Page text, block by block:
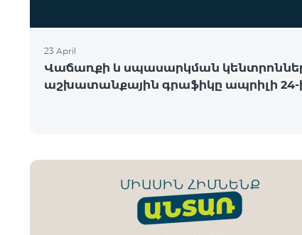
23 April
Վաճառքի և սպասարկման
աշխատանքային գրաֆիկը ապրիլի 24-